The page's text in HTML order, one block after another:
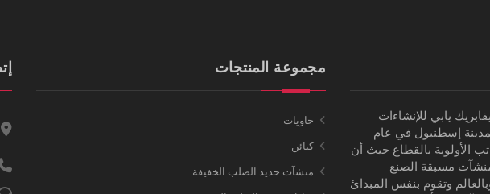
يابي للإنشاءات
إسطنبول في عام
الأولوية بالقطاع حيث أن
مسبقة الصنع
وتقوم بنفس المبدائ
مجموعة المنتجات
حاويات
كبائن
منشآت حديد الصلب الخفيفة